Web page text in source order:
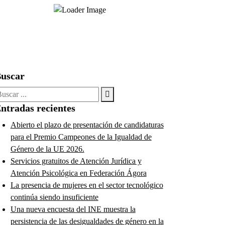
recientes
Abierto el plazo de presentación de candidaturas
para el Premio Campeones de la Igualdad de
Género de la UE 2026.
Servicios gratuitos de Atención Jurídica y
Atención Psicológica en Federación Ágora
La presencia de mujeres en el sector tecnológico
continúa siendo insuficiente
Una nueva encuesta del INE muestra la
persistencia de las desigualdades de género en la